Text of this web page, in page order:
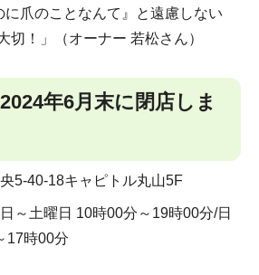
に爪のことなんて』と遠慮しない
切！」（オーナー 若松さん）
2024年6月末に閉店しま
5-40-18キャピトル丸山5F
～土曜日 10時00分～19時00分/日
17時00分